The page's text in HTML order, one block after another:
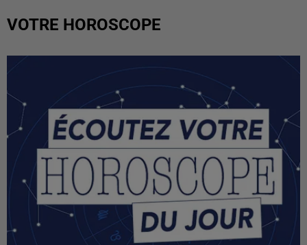
VOTRE HOROSCOPE